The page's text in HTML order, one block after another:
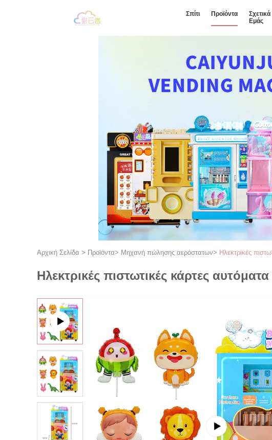
Σπίτι Προϊόντα
Εμάς
Αρχική Σελίδα > Προϊόντα> Μηχανή πώλησης αερόστατων> Ηλεκτρικές
Ηλεκτρικές πιστωτικές κάρτες